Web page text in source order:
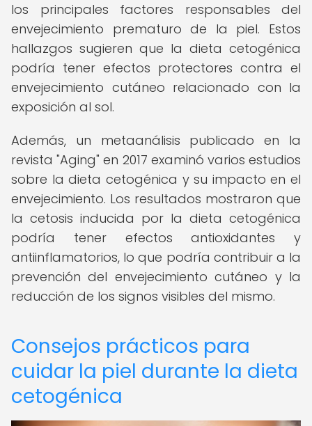
los principales factores responsables del
envejecimiento prematuro de la piel. Estos
hallazgos sugieren que la dieta cetogénica
podría tener efectos protectores contra el
envejecimiento cutáneo relacionado con la
exposición al sol.
Además, un metaanálisis publicado en la
revista "Aging" en 2017 examinó varios estudios
sobre la dieta cetogénica y su impacto en el
envejecimiento. Los resultados mostraron que
la cetosis inducida por la dieta cetogénica
podría tener efectos antioxidantes y
antiinflamatorios, lo que podría contribuir a la
prevención del envejecimiento cutáneo y la
reducción de los signos visibles del mismo.
Consejos prácticos para
cuidar la piel durante la dieta
cetogénica